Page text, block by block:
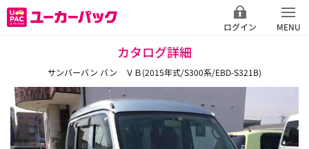
ログイン MENU
カタログ詳細
サンバーバン バン ＶＢ(2015年式/S300系/EBD-S321B)